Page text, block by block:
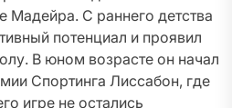
Мадейра. С раннего детства
потенциал и проявил
В юном возрасте он начал
Спортинга Лиссабон, где
игре не остались